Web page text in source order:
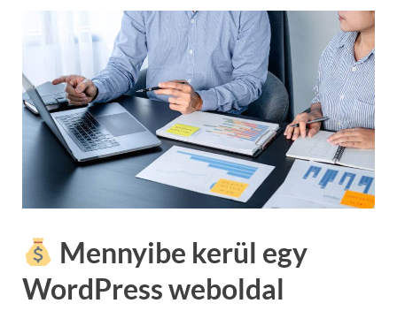
Mennyibe kerül egy
WordPress weboldal